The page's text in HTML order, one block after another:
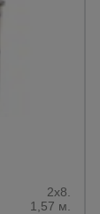
2x8.
1,57 м.